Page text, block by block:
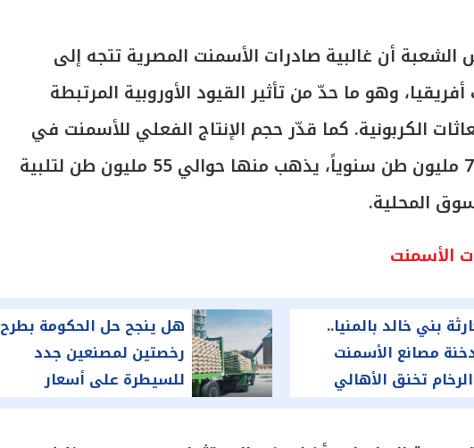
أن غالبية صادرات الأسمنت المصرية تتجه إلى
وهو ما حدّ من تأثير القيود الأوروبية المرتبطة
الكربونية. كما قدّر حجم الإنتاج الفعلي للأسمنت في
مصر بنحو 75 مليون طن سنوياً، يذهب منها حوالي 55 مليون طن لتلبية
المحلية.
الأسمنت
بني خالد بالمنيا..
مصانع الأسمنت
تخنق الأهالي
البيئة
هل ينجح حل الحكومة بطرح
رخصتين لمصنعين جدد
للسيطرة على أسعار
الاسمنت؟
شوقي غريب.. المدير الفني رجل
كل المناصب في الجبلاية برعاية
هاني أبوريدة